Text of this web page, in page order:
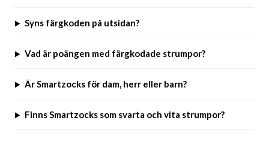
Syns färgkoden på utsidan?
Vad är poängen med färgkodade strumpor?
Är Smartzocks för dam, herr eller barn?
Finns Smartzocks som svarta och vita strumpor?